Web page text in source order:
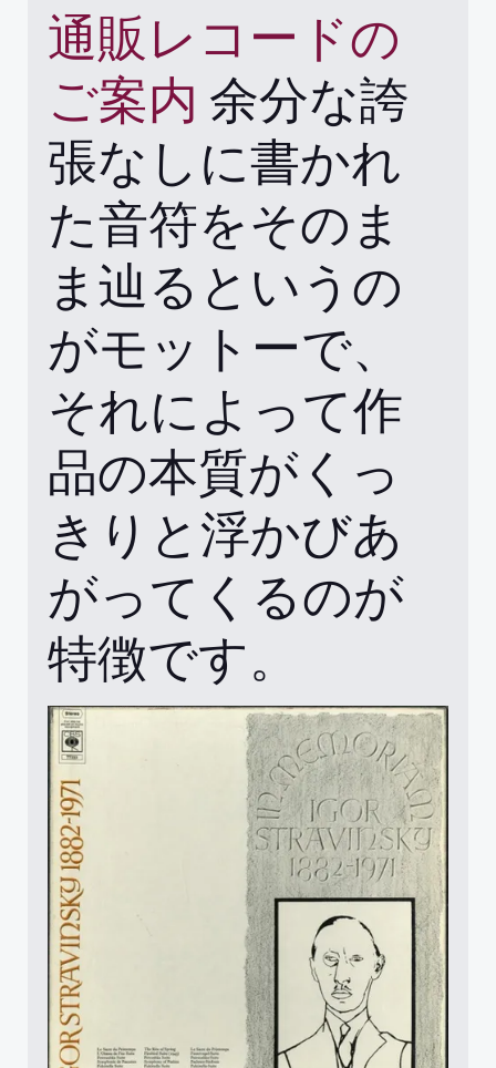
通販レコードの
ご案内 余分な誇
張なしに書かれ
た音符をそのま
ま辿るというの
がモットーで、
それによって作
品の本質がくっ
きりと浮かびあ
がってくるのが
特徴です。